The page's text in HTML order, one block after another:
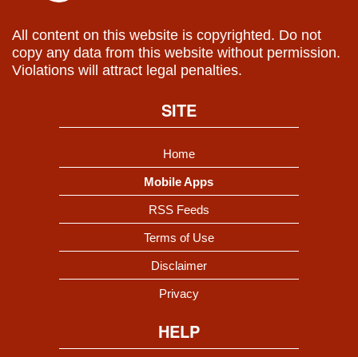
All content on this website is copyrighted. Do not
copy any data from this website without permission.
Violations will attract legal penalties.
SITE
Home
Mobile Apps
RSS Feeds
Terms of Use
Disclaimer
Privacy
HELP